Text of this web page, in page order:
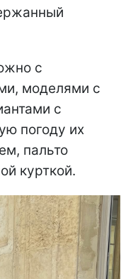
с
моделями с
с
погоду их
пальто
курткой.